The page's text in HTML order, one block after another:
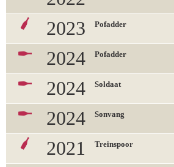
2023 Pofadder
2024 Pofadder
2024 Soldaat
2024 Sonvang
2021 Treinspoor